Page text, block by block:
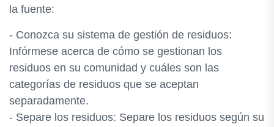
la fuente:
- Conozca su sistema de gestión de residuos:
Infórmese acerca de cómo se gestionan los
residuos en su comunidad y cuáles son las
categorías de residuos que se aceptan
separadamente.
- Separe los residuos: Separe los residuos según su